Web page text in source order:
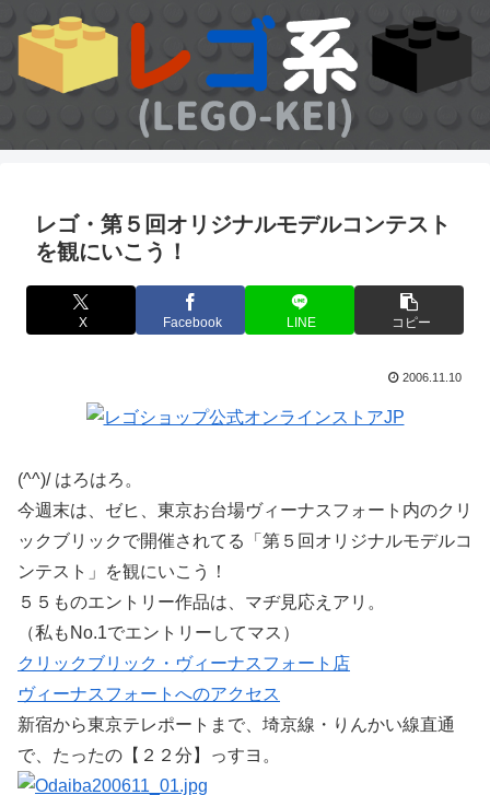
レゴ・第５回オリジナルモデルコンテスト
を観にいこう！
X Facebook LINE コピー
2006.11.10
(^^)/ はろはろ。
今週末は、ゼヒ、東京お台場ヴィーナスフォート内のクリ
ックブリックで開催されてる「第５回オリジナルモデルコ
ンテスト」を観にいこう！
５５ものエントリー作品は、マヂ見応えアリ。
（私もNo.1でエントリーしてマス）
クリックブリック・ヴィーナスフォート店
ヴィーナスフォートへのアクセス
新宿から東京テレポートまで、埼京線・りんかい線直通
で、たったの【２２分】っすヨ。